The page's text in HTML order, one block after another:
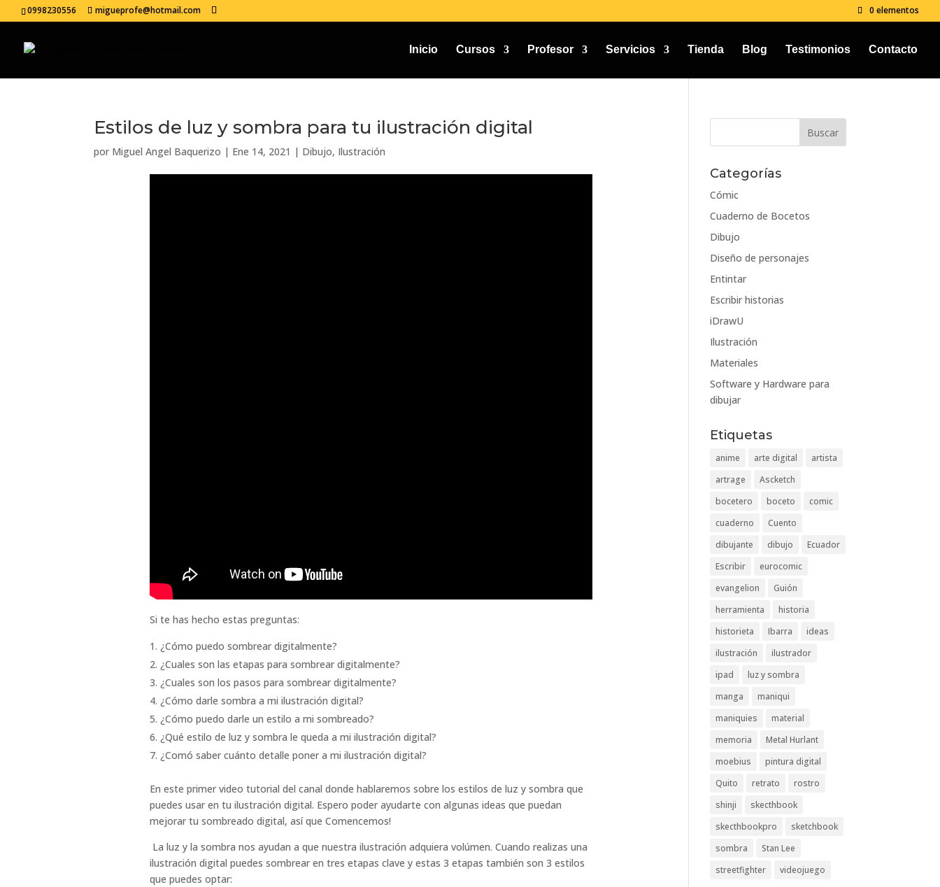
0998230556 migueprofe@hotmail.com 0 elementos
Inicio Cursos Profesor Servicios Tienda Blog Testimonios Contacto
Estilos de luz y sombra para tu ilustración digital
por Miguel Angel Baquerizo | Ene 14, 2021 | Dibujo, Ilustración
Si te has hecho estas preguntas:
¿Cómo puedo sombrear digitalmente?
¿Cuales son las etapas para sombrear digitalmente?
¿Cuales son los pasos para sombrear digitalmente?
¿Cómo darle sombra a mi ilustración digital?
¿Cómo puedo darle un estilo a mi sombreado?
¿Qué estilo de luz y sombra le queda a mi ilustración digital?
¿Comó saber cuánto detalle poner a mi ilustración digital?
En este primer video tutorial del canal donde hablaremos sobre los estilos de luz y sombra que
puedes usar en tu ilustración digital. Espero poder ayudarte con algunas ideas que puedan
mejorar tu sombreado digital, así que Comencemos!
La luz y la sombra nos ayudan a que nuestra ilustración adquiera volúmen. Cuando realizas una
ilustración digital puedes sombrear en tres etapas clave y estas 3 etapas también son 3 estilos
que puedes optar:
Categorías
Cómic
Cuaderno de Bocetos
Dibujo
Diseño de personajes
Entintar
Escribir historias
iDrawU
Ilustración
Materiales
Software y Hardware para
dibujar
Etiquetas
anime arte digital
artista
artrage
Ascketch
bocetero
boceto
comic
cuaderno
Cuento
dibujante
dibujo
Ecuador
Escribir
eurocomic
evangelion
Guión
herramienta
historia
historieta
Ibarra
ideas
ilustración
ilustrador
ipad
luz y sombra
manga
maniqui
maniquies
material
memoria
Metal Hurlant
moebius
pintura digital
Quito
retrato
rostro
shinji
skecthbook
skecthbookpro
sketchbook
sombra
Stan Lee
streetfighter
videojuego